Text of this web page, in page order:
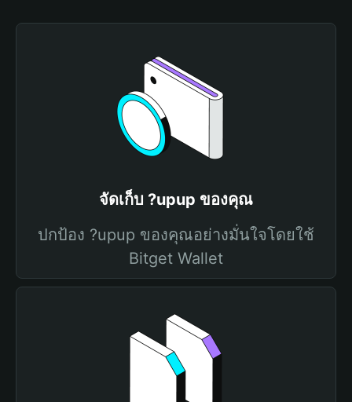
จัดเก็บ ?upup ของคุณ
ปกป้อง ?upup ของคุณอย่างมั่นใจโดยใช้
Bitget Wallet